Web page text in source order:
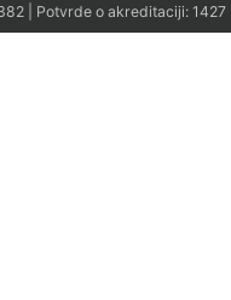
| Potvrde o akreditaciji: 1427|